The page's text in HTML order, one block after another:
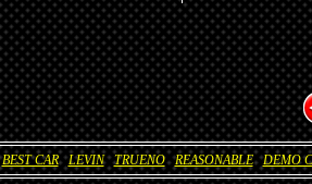
戻る
BEST CAR LEVIN TRUENO REASONABLE DEMO